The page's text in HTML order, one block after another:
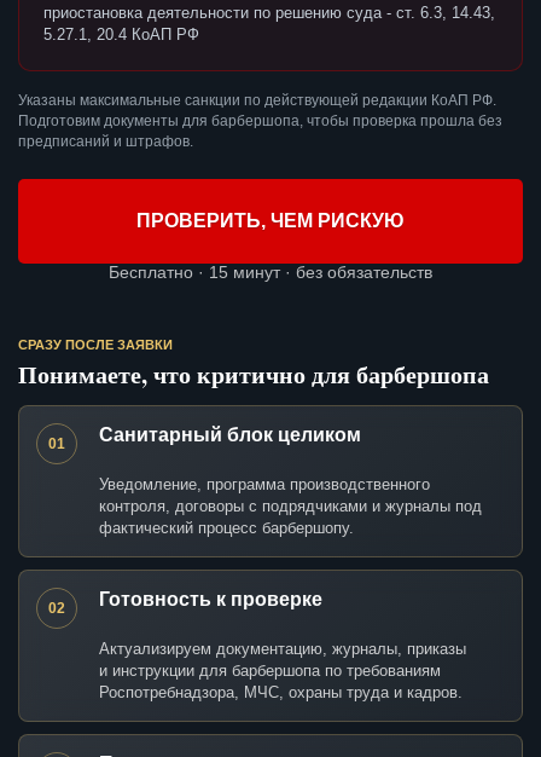
приостановка деятельности по решению суда - ст. 6.3, 14.43,
5.27.1, 20.4 КоАП РФ
Указаны максимальные санкции по действующей редакции КоАП РФ.
Подготовим документы для барбершопа, чтобы проверка прошла без
предписаний и штрафов.
ПРОВЕРИТЬ, ЧЕМ РИСКУЮ
Бесплатно · 15 минут · без обязательств
СРАЗУ ПОСЛЕ ЗАЯВКИ
Понимаете, что критично для барбершопа
01 Санитарный блок целиком
Уведомление, программа производственного
контроля, договоры с подрядчиками и журналы под
фактический процесс барбершопу.
02 Готовность к проверке
Актуализируем документацию, журналы, приказы
и инструкции для барбершопа по требованиям
Роспотребнадзора, МЧС, охраны труда и кадров.